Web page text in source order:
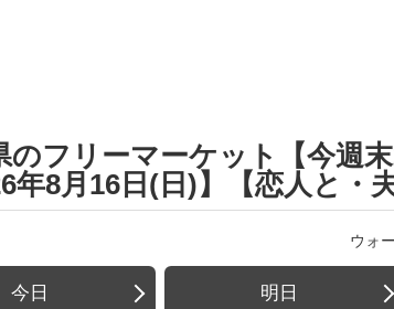
のフリーマーケット【今週
年8月16日(日)】【恋人と・
ウォ
今日 明日